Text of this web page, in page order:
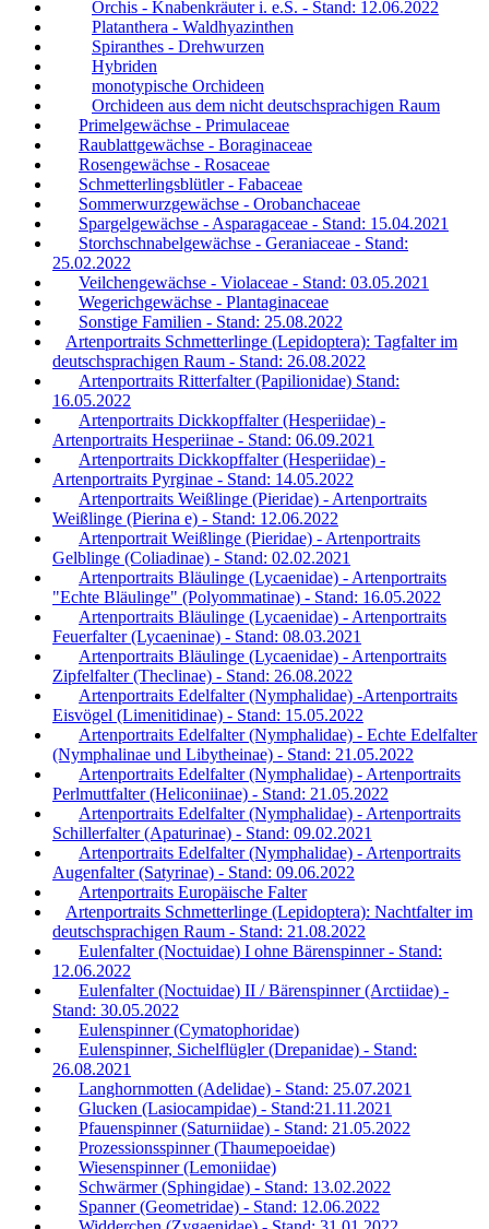
Orchis - Knabenkräuter i. e.S. - Stand: 12.06.2022
Platanthera - Waldhyazinthen
Spiranthes - Drehwurzen
Hybriden
monotypische Orchideen
Orchideen aus dem nicht deutschsprachigen Raum
Primelgewächse - Primulaceae
Raublattgewächse - Boraginaceae
Rosengewächse - Rosaceae
Schmetterlingsblütler - Fabaceae
Sommerwurzgewächse - Orobanchaceae
Spargelgewächse - Asparagaceae - Stand: 15.04.2021
Storchschnabelgewächse - Geraniaceae - Stand:
25.02.2022
Veilchengewächse - Violaceae - Stand: 03.05.2021
Wegerichgewächse - Plantaginaceae
Sonstige Familien - Stand: 25.08.2022
Artenportraits Schmetterlinge (Lepidoptera): Tagfalter im
deutschsprachigen Raum - Stand: 26.08.2022
Artenportraits Ritterfalter (Papilionidae) Stand:
16.05.2022
Artenportraits Dickkopffalter (Hesperiidae) -
Artenportraits Hesperiinae - Stand: 06.09.2021
Artenportraits Dickkopffalter (Hesperiidae) -
Artenportraits Pyrginae - Stand: 14.05.2022
Artenportraits Weißlinge (Pieridae) - Artenportraits
Weißlinge (Pierina e) - Stand: 12.06.2022
Artenportrait Weißlinge (Pieridae) - Artenportraits
Gelblinge (Coliadinae) - Stand: 02.02.2021
Artenportraits Bläulinge (Lycaenidae) - Artenportraits
"Echte Bläulinge" (Polyommatinae) - Stand: 16.05.2022
Artenportraits Bläulinge (Lycaenidae) - Artenportraits
Feuerfalter (Lycaeninae) - Stand: 08.03.2021
Artenportraits Bläulinge (Lycaenidae) - Artenportraits
Zipfelfalter (Theclinae) - Stand: 26.08.2022
Artenportraits Edelfalter (Nymphalidae) -Artenportraits
Eisvögel (Limenitidinae) - Stand: 15.05.2022
Artenportraits Edelfalter (Nymphalidae) - Echte Edelfalter
(Nymphalinae und Libytheinae) - Stand: 21.05.2022
Artenportraits Edelfalter (Nymphalidae) - Artenportraits
Perlmuttfalter (Heliconiinae) - Stand: 21.05.2022
Artenportraits Edelfalter (Nymphalidae) - Artenportraits
Schillerfalter (Apaturinae) - Stand: 09.02.2021
Artenportraits Edelfalter (Nymphalidae) - Artenportraits
Augenfalter (Satyrinae) - Stand: 09.06.2022
Artenportraits Europäische Falter
Artenportraits Schmetterlinge (Lepidoptera): Nachtfalter im
deutschsprachigen Raum - Stand: 21.08.2022
Eulenfalter (Noctuidae) I ohne Bärenspinner - Stand:
12.06.2022
Eulenfalter (Noctuidae) II / Bärenspinner (Arctiidae) -
Stand: 30.05.2022
Eulenspinner (Cymatophoridae)
Eulenspinner, Sichelflügler (Drepanidae) - Stand:
26.08.2021
Langhornmotten (Adelidae) - Stand: 25.07.2021
Glucken (Lasiocampidae) - Stand:21.11.2021
Pfauenspinner (Saturniidae) - Stand: 21.05.2022
Prozessionsspinner (Thaumepoeidae)
Wiesenspinner (Lemoniidae)
Schwärmer (Sphingidae) - Stand: 13.02.2022
Spanner (Geometridae) - Stand: 12.06.2022